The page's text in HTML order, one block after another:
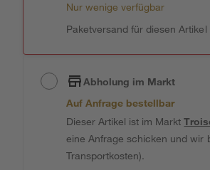
Nur wenige verfügbar
Paketversand für diesen Artikel
Abholung im Markt
Auf Anfrage bestellbar
Dieser Artikel ist im Markt
eine Anfrage schicken und wir
Transportkosten).